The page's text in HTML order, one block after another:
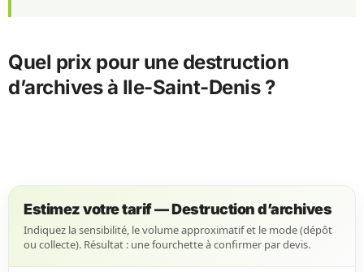
Quel prix pour une destruction
d’archives à Ile-Saint-Denis ?
Estimez votre tarif — Destruction d’archives
Indiquez la sensibilité, le volume approximatif et le mode (dépôt
ou collecte). Résultat : une fourchette à confirmer par devis.